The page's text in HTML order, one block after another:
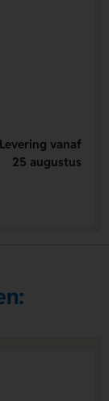
Levering vanaf
25 augustus